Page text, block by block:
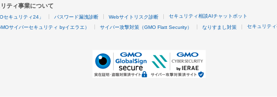
ティ事業について
セキュリティ24」 パスワード漏洩診断 Webサイトリスク診断 セキュリティ相談AIチャットボット
サイバーセキュリティ byイエラエ） サイバー攻撃対策（GMO Flatt Security） なりすまし対策 セキュリテ